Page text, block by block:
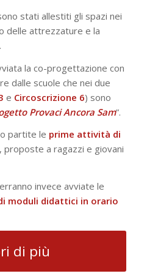
stati allestiti gli spazi nei
delle attrezzature e la
la co-progettazione con
dalle scuole che nei due
e Circoscrizione 6) sono
Provaci Ancora Sam”.
partite le prime attività di
, proposte a ragazzi e giovani
invece avviate le
moduli didattici in orario
di più